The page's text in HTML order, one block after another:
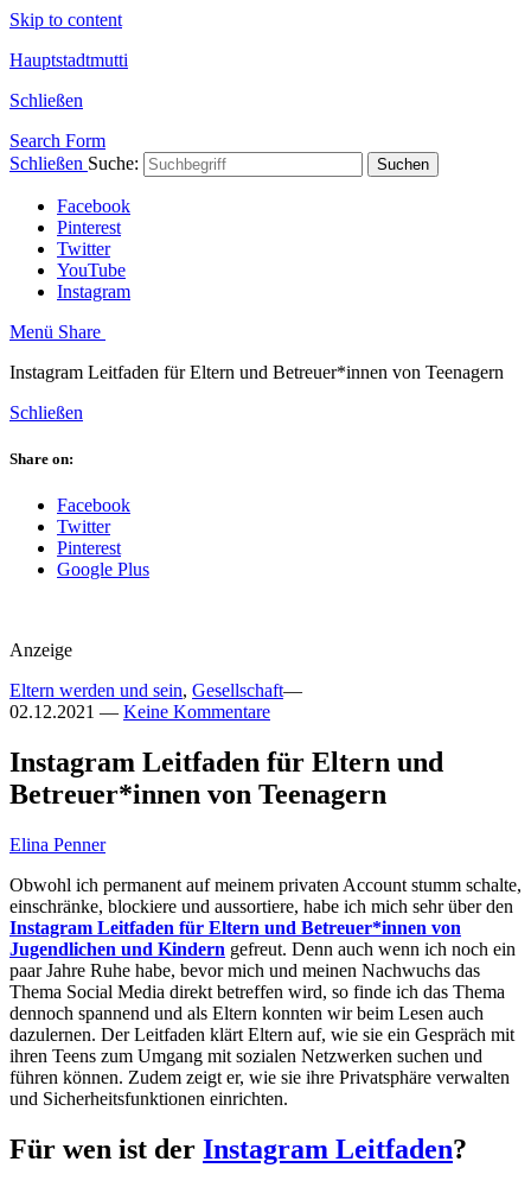
Skip to content
Hauptstadtmutti
Schließen
Search Form
Schließen Suche: Suchen
Facebook
Pinterest
Twitter
YouTube
Instagram
Menü Share
Instagram Leitfaden für Eltern und Betreuer*innen von Teenagern
Schließen
Share on:
Facebook
Twitter
Pinterest
Google Plus
Anzeige
Eltern werden und sein, Gesellschaft—
02.12.2021 — Keine Kommentare
Instagram Leitfaden für Eltern und
Betreuer*innen von Teenagern
Elina Penner
Obwohl ich permanent auf meinem privaten Account stumm schalte,
einschränke, blockiere und aussortiere, habe ich mich sehr über den
Instagram Leitfaden für Eltern und Betreuer*innen von
Jugendlichen und Kindern gefreut. Denn auch wenn ich noch ein
paar Jahre Ruhe habe, bevor mich und meinen Nachwuchs das
Thema Social Media direkt betreffen wird, so finde ich das Thema
dennoch spannend und als Eltern konnten wir beim Lesen auch
dazulernen. Der Leitfaden klärt Eltern auf, wie sie ein Gespräch mit
ihren Teens zum Umgang mit sozialen Netzwerken suchen und
führen können. Zudem zeigt er, wie sie ihre Privatsphäre verwalten
und Sicherheitsfunktionen einrichten.
Für wen ist der Instagram Leitfaden?